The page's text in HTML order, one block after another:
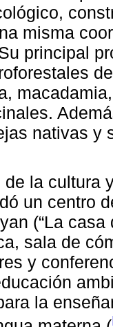
misma
principal
nativas y
de la cultura
un centro
(“La
sala de
y
la